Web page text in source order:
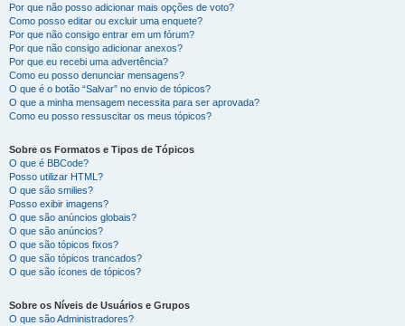
Por que não posso adicionar mais opções de voto?
Como posso editar ou excluir uma enquete?
Por que não consigo entrar em um fórum?
Por que não consigo adicionar anexos?
Por que eu recebi uma advertência?
Como eu posso denunciar mensagens?
O que é o botão “Salvar” no envio de tópicos?
O que a minha mensagem necessita para ser aprovada?
Como eu posso ressuscitar os meus tópicos?
Sobre os Formatos e Tipos de Tópicos
O que é BBCode?
Posso utilizar HTML?
O que são smilies?
Posso exibir imagens?
O que são anúncios globais?
O que são anúncios?
O que são tópicos fixos?
O que são tópicos trancados?
O que são ícones de tópicos?
Sobre os Níveis de Usuários e Grupos
O que são Administradores?